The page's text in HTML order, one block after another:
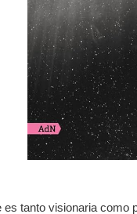
tanto visionaria como